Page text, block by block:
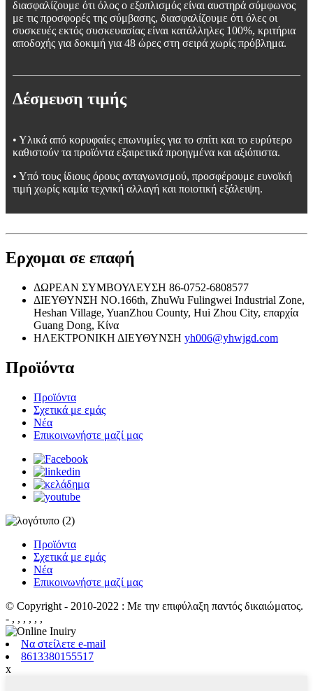
διασφαλίζουμε ότι όλος ο εξοπλισμός είναι αυστηρά σύμφωνος
με τις προσφορές της σύμβασης, διασφαλίζουμε ότι όλες οι
συσκευές εκτός συσκευασίας είναι κατάλληλες 100%, κριτήρια
αποδοχής για δοκιμή για 48 ώρες στη σειρά χωρίς πρόβλημα.
Δέσμευση τιμής
• Υλικά από κορυφαίες επωνυμίες για το σπίτι και το ευρύτερο
καθιστούν τα προϊόντα εξαιρετικά προηγμένα και αξιόπιστα.
• Υπό τους ίδιους όρους ανταγωνισμού, προσφέρουμε ευνοϊκή
τιμή χωρίς καμία τεχνική αλλαγή και ποιοτική εξάλειψη.
Ερχομαι σε επαφή
ΔΩΡΕΑΝ ΣΥΜΒΟΥΛΕΥΣΗ 86-0752-6808577
ΔΙΕΥΘΥΝΣΗ NO.166th, ZhuWu Fulingwei Industrial Zone,
Heshan Village, YuanZhou County, Hui Zhou City, επαρχία
Guang Dong, Κίνα
ΗΛΕΚΤΡΟΝΙΚΗ ΔΙΕΥΘΥΝΣΗ yh006@yhwjgd.com
Προϊόντα
Προϊόντα
Σχετικά με εμάς
Νέα
Επικοινωνήστε μαζί μας
Προϊόντα
Σχετικά με εμάς
Νέα
Επικοινωνήστε μαζί μας
© Copyright - 2010-2022 : Με την επιφύλαξη παντός δικαιώματος.
- , , , , , ,
Να στείλετε e-mail
8613380155517
x